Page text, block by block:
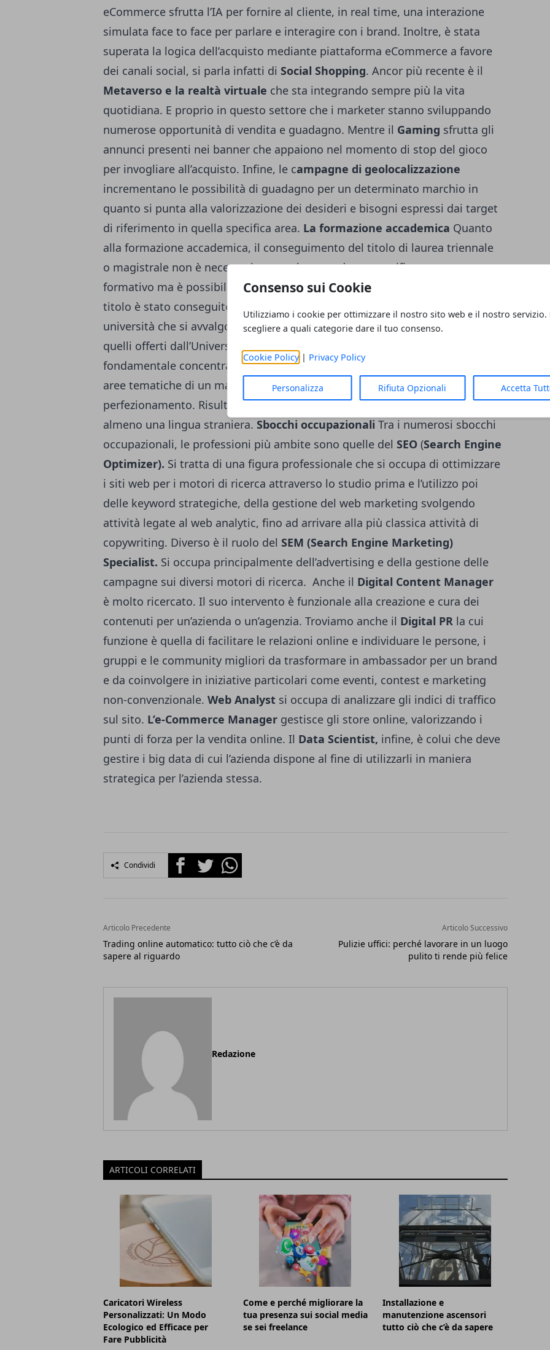
Consenso sui Cookie
Utilizziamo i cookie per ottimizzare il nostro sito web e il nostro servizio.
scegliere a quali categorie dare il tuo consenso.
Cookie Policy| Privacy Policy
Personalizza Rifiuta Opzionali Accetta
eCommerce sfrutta l’IA per fornire al cliente, in real time, una interazione
simulata face to face per parlare e interagire con i brand. Inoltre, è stata
superata la logica dell’acquisto mediante piattaforma eCommerce a favore
dei canali social, si parla infatti di Social Shopping. Ancor più recente è il
Metaverso e la realtà virtuale che sta integrando sempre più la vita
quotidiana. E proprio in questo settore che i marketer stanno sviluppando
numerose opportunità di vendita e guadagno. Mentre il Gaming sfrutta gli
annunci presenti nei banner che appaiono nel momento di stop del gioco
per invogliare all’acquisto. Infine, le campagne di geolocalizzazione
incrementano le possibilità di guadagno per un determinato marchio in
quanto si punta alla valorizzazione dei desideri e bisogni espressi dai target
di riferimento in quella specifica area. La formazione accademica Quanto
alla formazione accademica, il conseguimento del titolo di laurea triennale
o magistrale non è necessariamente legato ad uno specifico percorso
formativo ma è possibile anche partire da un qualsiasi corso di laurea il cui
titolo è stato conseguito sia presso università tradizionali sia presso
università che si avvalgono della metodologia didattica a distanza, come
quelli offerti dall’Università Telematica Niccolò Cusano. Sarà poi
fondamentale concentrarsi su un percorso post laurea da individuare tra
aree tematiche di un master in marketingdi I o II livello o un corso di
perfezionamento. Risulta inoltre importante la conoscenza fluente di
almeno una lingua straniera. Sbocchi occupazionali Tra i numerosi sbocchi
occupazionali, le professioni più ambite sono quelle del SEO (Search Engine
Optimizer). Si tratta di una figura professionale che si occupa di ottimizzare
i siti web per i motori di ricerca attraverso lo studio prima e l’utilizzo poi
delle keyword strategiche, della gestione del web marketing svolgendo
attività legate al web analytic, fino ad arrivare alla più classica attività di
copywriting. Diverso è il ruolo del SEM (Search Engine Marketing)
Specialist. Si occupa principalmente dell’advertising e della gestione delle
campagne sui diversi motori di ricerca. Anche il Digital Content Manager
è molto ricercato. Il suo intervento è funzionale alla creazione e cura dei
contenuti per un’azienda o un’agenzia. Troviamo anche il Digital PR la cui
funzione è quella di facilitare le relazioni online e individuare le persone, i
gruppi e le community migliori da trasformare in ambassador per un brand
e da coinvolgere in iniziative particolari come eventi, contest e marketing
non-convenzionale. Web Analyst si occupa di analizzare gli indici di traffico
sul sito. L’e-Commerce Manager gestisce gli store online, valorizzando i
punti di forza per la vendita online. Il Data Scientist, infine, è colui che deve
gestire i big data di cui l’azienda dispone al fine di utilizzarli in maniera
strategica per l’azienda stessa.
Condividi FacebookTwitterWhatsapp
Articolo Precedente
Trading online automatico: tutto ciò che c’è da
sapere al riguardo
Articolo Successivo
Pulizie uffici: perché lavorare in un luogo
pulito ti rende più felice
Redazione
ARTICOLI CORRELATI
Caricatori Wireless
Personalizzati: Un Modo
Ecologico ed Efficace per
Fare Pubblicità
Come e perché migliorare la
tua presenza sui social media
se sei freelance
Installazione e
manutenzione ascensori
tutto ciò che c’è da sapere